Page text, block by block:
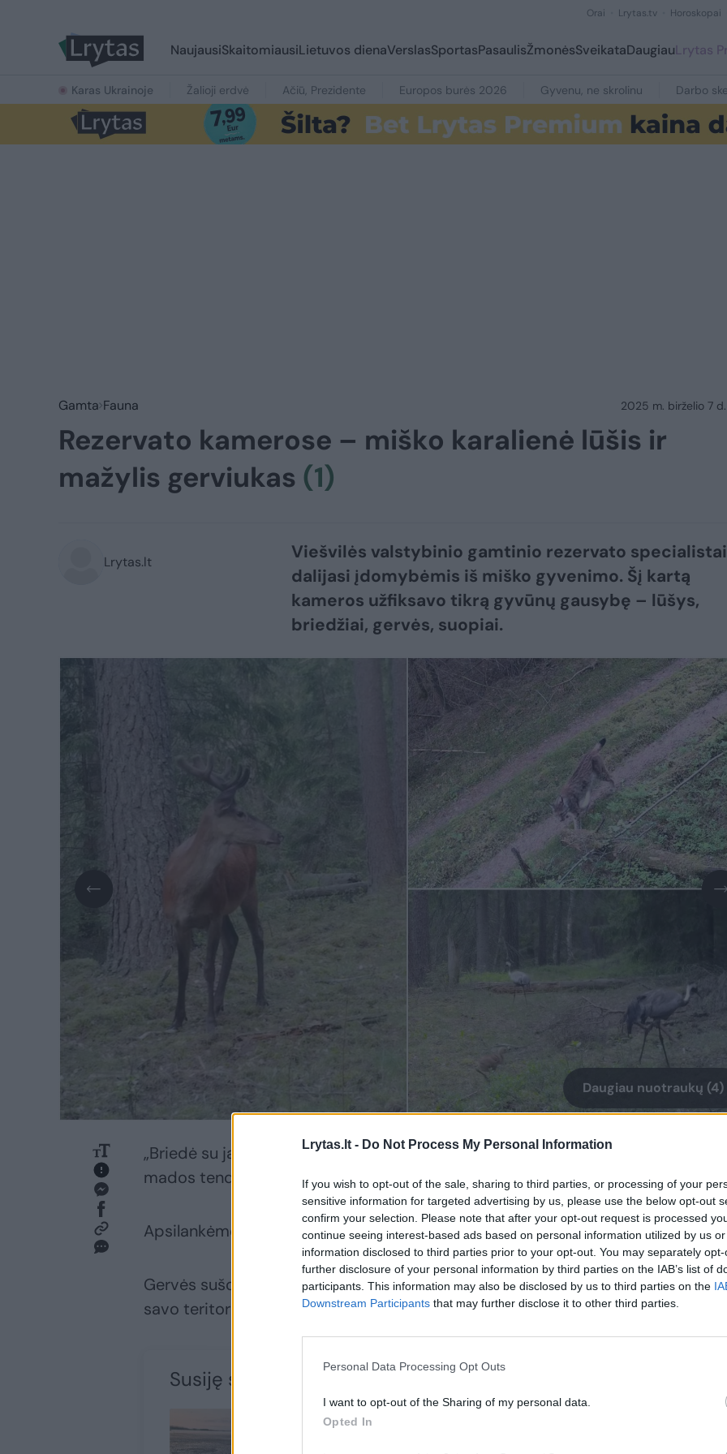
Lrytas.lt - Do Not Process My Personal Information
If you wish to opt-out of the sale, sharing to third parties, or processing of your
sensitive information for targeted advertising by us, please use the below opt-out
confirm your selection. Please note that after your opt-out request is processed
continue seeing interest-based ads based on personal information utilized by us
information disclosed to third parties prior to your opt-out. You may separately
further disclosure of your personal information by third parties on the IAB’s list of
participants. This information may also be disclosed by us to third parties on the
Downstream Participants that may further disclose it to other third parties.
Personal Data Processing Opt Outs
I want to opt-out of the Sharing of my personal data.
Opted In
Orai Lrytas.tv Horoskopai
NaujausiSkaitomiausiLietuvos dienaVerslasSportasPasaulisŽmonėsSveikataDaugiauLrytas
Karas Ukrainoje Žalioji erdvė Ačiū, Prezidente Europos burės 2026 Gyvenu, ne skrolinu Darbo
Gamta Fauna 2025 m. birželio 7
Rezervato kamerose – miško karalienė lūšis ir
mažylis gerviukas (1)
Lrytas.lt
Viešvilės valstybinio gamtinio rezervato
dalijasi įdomybėmis iš miško gyvenimo. Šį kartą
kameros užfiksavo tikrą gyvūnų gausybę – lūšys,
briedžiai, gervės, suopiai.
Daugiau nuotraukų (4)
„Briedė su jaunikliu praeidama nepamiršo parodyti šiemetinės vasaros
mados tendencijos.
Apsilankėme pramogų arenoje. Renginiai, nors negrandioziai, ten vyksta.
Gervės sušoko trumpą klasikinį savo šokį. Na, o du suopiai turbūt bando
savo teritorinius klausimus.
Susiję straipsniai